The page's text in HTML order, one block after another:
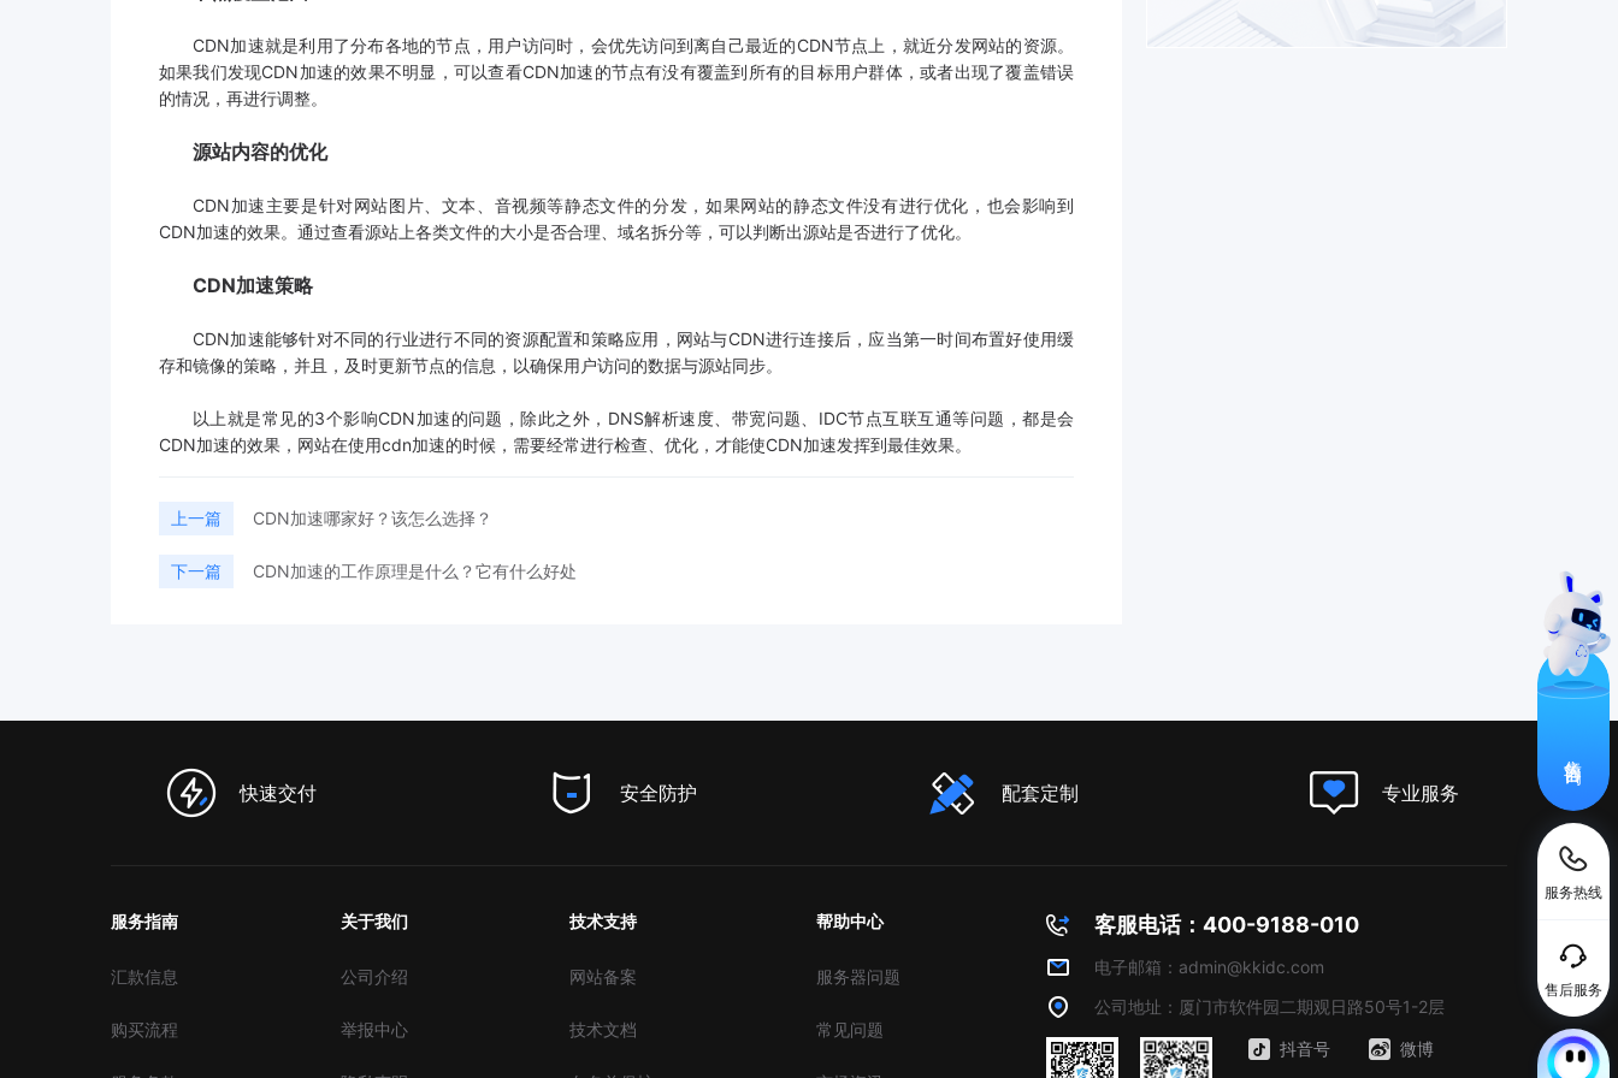
CDN加速就是利用了分布各地的节点，用户访问时，会优先访问到离自己最近的CDN节点上，就近分发网站的资源。
如果我们发现CDN加速的效果不明显，可以查看CDN加速的节点有没有覆盖到所有的目标用户群体，或者出现了覆盖错误
的情况，再进行调整。
源站内容的优化
CDN加速主要是针对网站图片、文本、音视频等静态文件的分发，如果网站的静态文件没有进行优化，也会影响到
CDN加速的效果。通过查看源站上各类文件的大小是否合理、域名拆分等，可以判断出源站是否进行了优化。
CDN加速策略
CDN加速能够针对不同的行业进行不同的资源配置和策略应用，网站与CDN进行连接后，应当第一时间布置好使用缓
存和镜像的策略，并且，及时更新节点的信息，以确保用户访问的数据与源站同步。
以上就是常见的3个影响CDN加速的问题，除此之外，DNS解析速度、带宽问题、IDC节点互联互通等问题，都是会
CDN加速的效果，网站在使用cdn加速的时候，需要经常进行检查、优化，才能使CDN加速发挥到最佳效果。
上一篇 CDN加速哪家好？该怎么选择？
下一篇 CDN加速的工作原理是什么？它有什么好处
服务热线
售后服务
快速交付 安全防护 配套定制 专业服务
服务指南
汇款信息
购买流程
关于我们
公司介绍
举报中心
技术支持
网站备案
技术文档
帮助中心
服务器问题
常见问题
客服电话：400-9188-010
电子邮箱：admin@kkidc.com
公司地址：厦门市软件园二期观日路50号1-2层
抖音号 微博